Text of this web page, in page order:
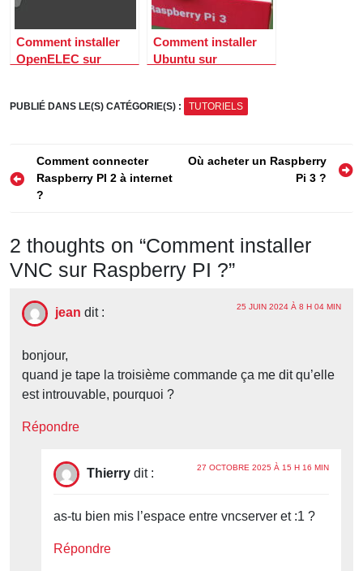
Comment installer
OpenELEC sur
Comment installer
Ubuntu sur
PUBLIÉ DANS LE(S) CATÉGORIE(S) : TUTORIELS
Navigation
de
Comment connecter
Raspberry PI 2 à internet
?
Où acheter un Raspberry
Pi 3 ?
2 thoughts on “Comment installer
VNC sur Raspberry PI ?”
jean dit : 25 JUIN 2024 À 8 H 04 MIN
bonjour,
quand je tape la troisième commande ça me dit qu’elle
est introuvable, pourquoi ?
Répondre
Thierry dit : 27 OCTOBRE 2025 À 15 H 16 MIN
as-tu bien mis l’espace entre vncserver et :1 ?
Répondre